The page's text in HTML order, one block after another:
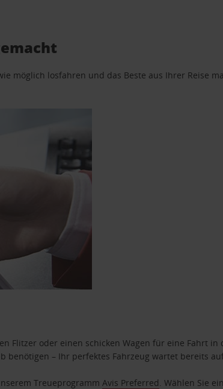
möglich losfahren und das Beste aus Ihrer Reise
Flitzer oder einen schicken Wagen für eine Fahrt in
– Ihr perfektes Fahrzeug wartet bereits
TreueprogrammAvis Preferred. Wählen Sie